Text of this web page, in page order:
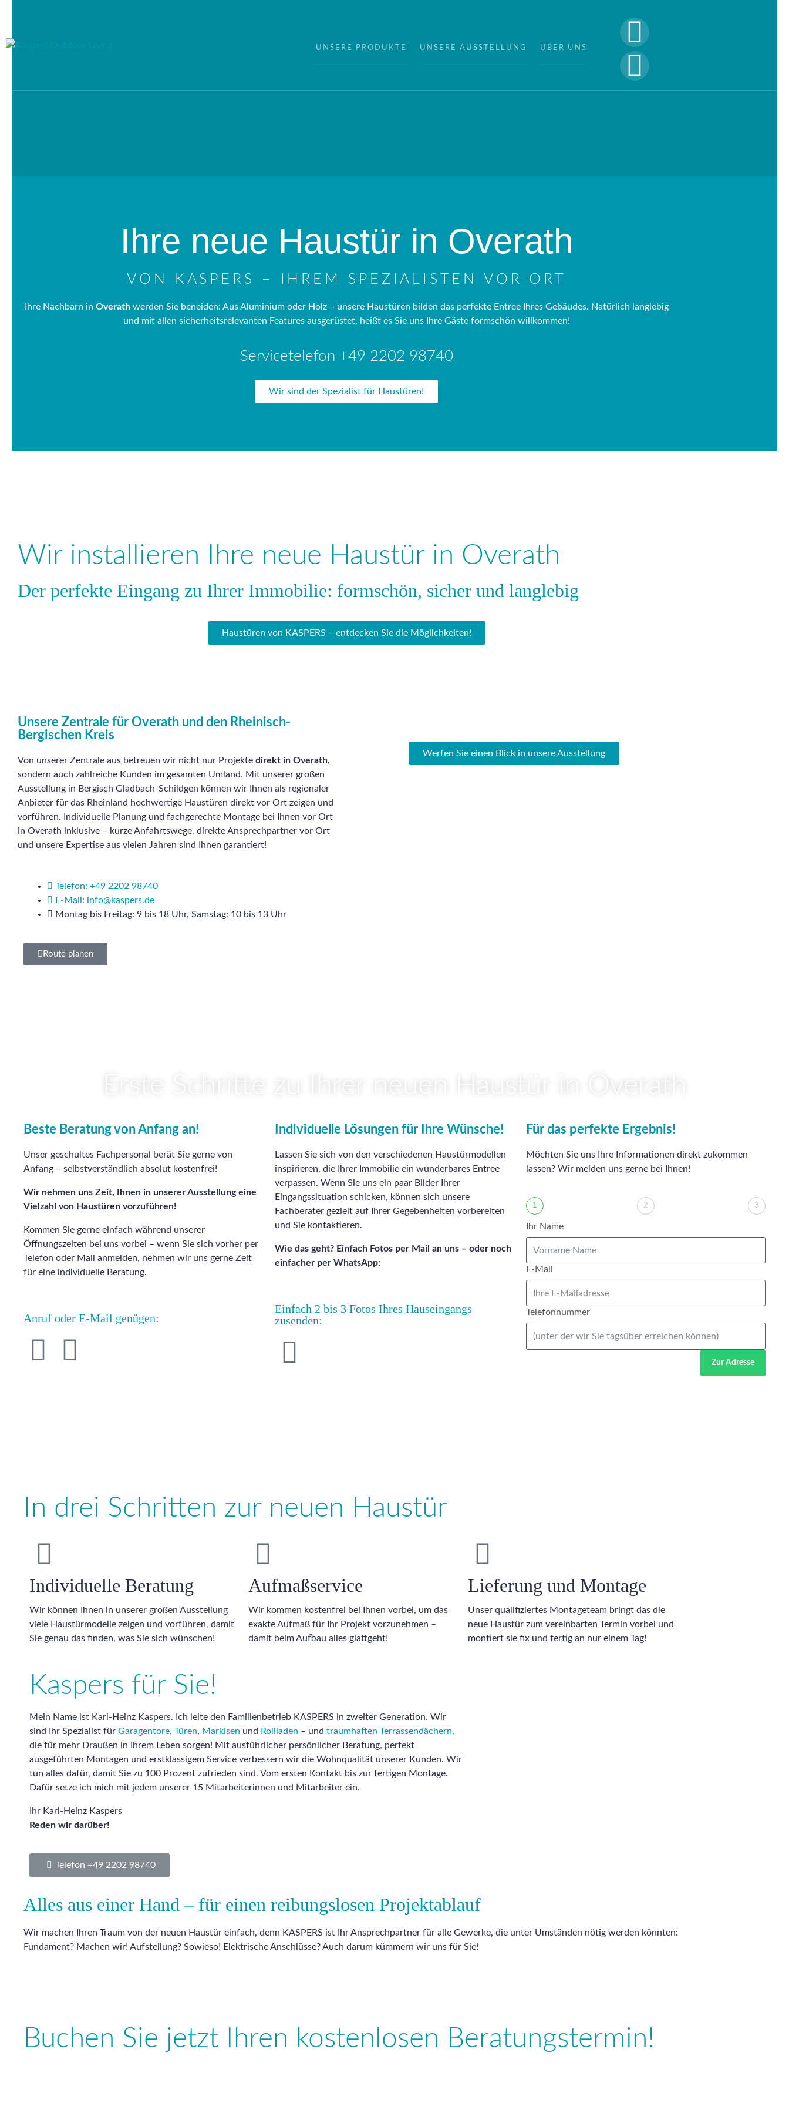
UNSERE PRODUKTE UNSERE AUSSTELLUNG ÜBER UNS
Ihre neue Haustür in Overath
VON KASPERS – IHREM SPEZIALISTEN VOR ORT
Ihre Nachbarn in Overathwerden Sie beneiden: Aus Aluminium oder Holz – unsere Haustüren bilden das perfekte Entree Ihres Gebäudes. Natürlich langlebig
und mit allen sicherheitsrelevanten Features ausgerüstet, heißt es Sie uns Ihre Gäste formschön willkommen!
Servicetelefon +49 2202 98740
Wir sind der Spezialist für Haustüren!
Wir installieren Ihre neue Haustür in Overath
Der perfekte Eingang zu Ihrer Immobilie: formschön, sicher und langlebig
Haustüren von KASPERS – entdecken Sie die Möglichkeiten!
Unsere Zentrale für Overath und den Rheinisch-
Bergischen Kreis
Von unserer Zentrale aus betreuen wir nicht nur Projekte direkt in Overath,
sondern auch zahlreiche Kunden im gesamten Umland. Mit unserer großen
Ausstellung in Bergisch Gladbach-Schildgen können wir Ihnen als regionaler
Anbieter für das Rheinland hochwertige Haustüren direkt vor Ort zeigen und
vorführen. Individuelle Planung und fachgerechte Montage bei Ihnen vor Ort
in Overath inklusive – kurze Anfahrtswege, direkte Ansprechpartner vor Ort
und unsere Expertise aus vielen Jahren sind Ihnen garantiert!
Telefon: +49 2202 98740
E-Mail: info@kaspers.de
Montag bis Freitag: 9 bis 18 Uhr, Samstag: 10 bis 13 Uhr
Route planen
Werfen Sie einen Blick in unsere Ausstellung
Beste Beratung von Anfang an!
Unser geschultes Fachpersonal berät Sie gerne von
Anfang – selbstverständlich absolut kostenfrei!
Wir nehmen uns Zeit, Ihnen in unserer Ausstellung eine
Vielzahl von Haustüren vorzuführen!
Kommen Sie gerne einfach während unserer
Öffnungszeiten bei uns vorbei – wenn Sie sich vorher per
Telefon oder Mail anmelden, nehmen wir uns gerne Zeit
für eine individuelle Beratung.
Anruf oder E-Mail genügen:
Individuelle Lösungen für Ihre Wünsche!
Lassen Sie sich von den verschiedenen Haustürmodellen
inspirieren, die Ihrer Immobilie ein wunderbares Entree
verpassen. Wenn Sie uns ein paar Bilder Ihrer
Eingangssituation schicken, können sich unsere
Fachberater gezielt auf Ihrer Gegebenheiten vorbereiten
und Sie kontaktieren.
Wie das geht? Einfach Fotos per Mail an uns – oder noch
einfacher per WhatsApp:
Einfach 2 bis 3 Fotos Ihres Hauseingangs
zusenden:
Für das perfekte Ergebnis!
Möchten Sie uns Ihre Informationen direkt zukommen
lassen? Wir melden uns gerne bei Ihnen!
1 2 3
Ihr Name
E-Mail
Telefonnummer
Zur Adresse
In drei Schritten zur neuen Haustür
Individuelle Beratung
Wir können Ihnen in unserer großen Ausstellung
viele Haustürmodelle zeigen und vorführen, damit
Sie genau das finden, was Sie sich wünschen!
Aufmaßservice
Wir kommen kostenfrei bei Ihnen vorbei, um das
exakte Aufmaß für Ihr Projekt vorzunehmen –
damit beim Aufbau alles glattgeht!
Lieferung und Montage
Unser qualifiziertes Montageteam bringt das die
neue Haustür zum vereinbarten Termin vorbei und
montiert sie fix und fertig an nur einem Tag!
Kaspers für Sie!
Mein Name ist Karl-Heinz Kaspers. Ich leite den Familienbetrieb KASPERS in zweiter Generation. Wir
sind Ihr Spezialist für Garagentore, Türen, Markisen und Rollladen – und traumhaften Terrassendächern,
die für mehr Draußen in Ihrem Leben sorgen! Mit ausführlicher persönlicher Beratung, perfekt
ausgeführten Montagen und erstklassigem Service verbessern wir die Wohnqualität unserer Kunden. Wir
tun alles dafür, damit Sie zu 100 Prozent zufrieden sind. Vom ersten Kontakt bis zur fertigen Montage.
Dafür setze ich mich mit jedem unserer 15 Mitarbeiterinnen und Mitarbeiter ein.
Ihr Karl-Heinz Kaspers
Reden wir darüber!
Telefon +49 2202 98740
Alles aus einer Hand – für einen reibungslosen Projektablauf
Wir machen Ihren Traum von der neuen Haustür einfach, denn KASPERS ist Ihr Ansprechpartner für alle Gewerke, die unter Umständen nötig werden könnten:
Fundament? Machen wir! Aufstellung? Sowieso! Elektrische Anschlüsse? Auch darum kümmern wir uns für Sie!
Buchen Sie jetzt Ihren kostenlosen Beratungstermin!